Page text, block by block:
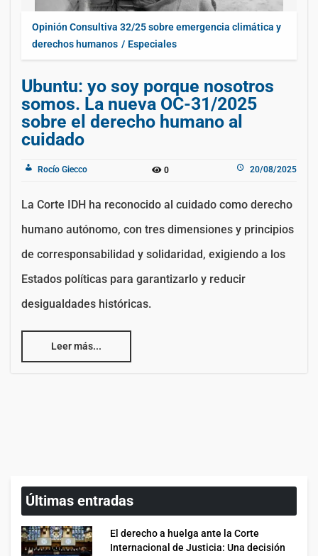
Opinión Consultiva 32/25 sobre emergencia climática y
derechos humanos
Especiales
Ubuntu: yo soy porque nosotros
somos. La nueva OC-31/2025
sobre el derecho humano al
cuidado
Rocío Giecco 0 20/08/2025
La Corte IDH ha reconocido al cuidado como derecho
humano autónomo, con tres dimensiones y principios
de corresponsabilidad y solidaridad, exigiendo a los
Estados políticas para garantizarlo y reducir
desigualdades históricas.
Leer más...
Últimas entradas
El derecho a huelga ante la Corte
Internacional de Justicia: Una decisión